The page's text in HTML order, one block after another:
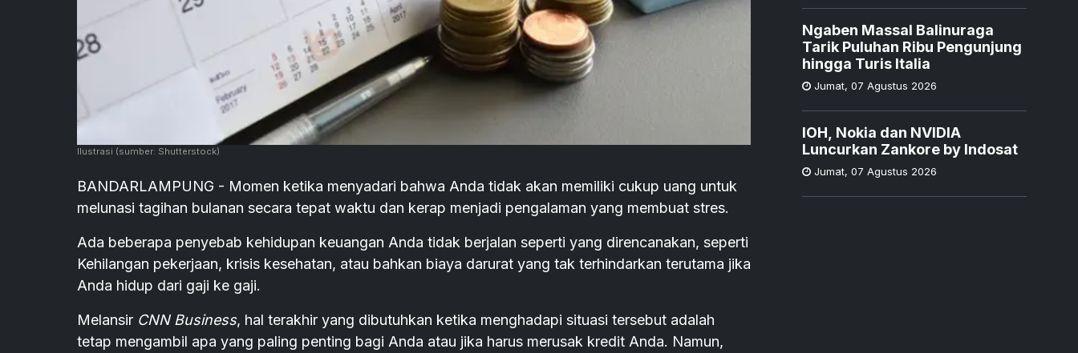
Ilustrasi (sumber: Shutterstock)
BANDARLAMPUNG - Momen ketika menyadari bahwa Anda tidak akan memiliki cukup uang untuk
melunasi tagihan bulanan secara tepat waktu dan kerap menjadi pengalaman yang membuat stres.
Ada beberapa penyebab kehidupan keuangan Anda tidak berjalan seperti yang direncanakan, seperti
Kehilangan pekerjaan, krisis kesehatan, atau bahkan biaya darurat yang tak terhindarkan terutama jika
Anda hidup dari gaji ke gaji.
Melansir CNN Business, hal terakhir yang dibutuhkan ketika menghadapi situasi tersebut adalah
tetap mengambil apa yang paling penting bagi Anda atau jika harus merusak kredit Anda. Namun,
Ngaben Massal Balinuraga
Tarik Puluhan Ribu Pengunjung
hingga Turis Italia
Jumat, 07 Agustus 2026
IOH, Nokia dan NVIDIA
Luncurkan Zankore by Indosat
Jumat, 07 Agustus 2026